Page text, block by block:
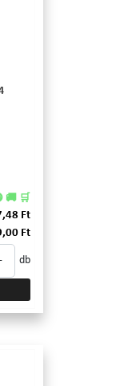
🚚 🛒
Ft
Ft
db